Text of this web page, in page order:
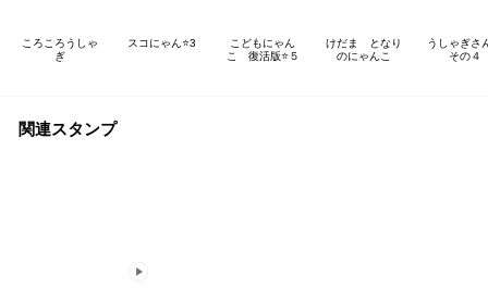
ころころうしゃ
ぎ
スコにゃん⭐️3
こどもにゃん
こ 復活版⭐️５
けだま となり
のにゃんこ
うしゃぎ
その４
関連スタンプ